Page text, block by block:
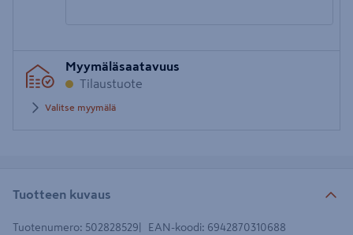
postinumero
Myymäläsaatavuus
Tilaustuote
Valitse myymälä
Tuotteen kuvaus
Tuotenumero: 502828529 EAN-koodi: 6942870310688